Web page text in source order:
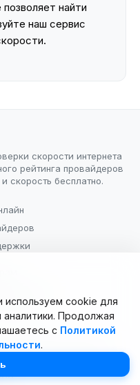
найти
наш сервис
скорости интернета
рейтинга провайдеров
скорость бесплатно.
В.В.). Все права
cookie для
аналитики. Продолжая
с Политикой
.